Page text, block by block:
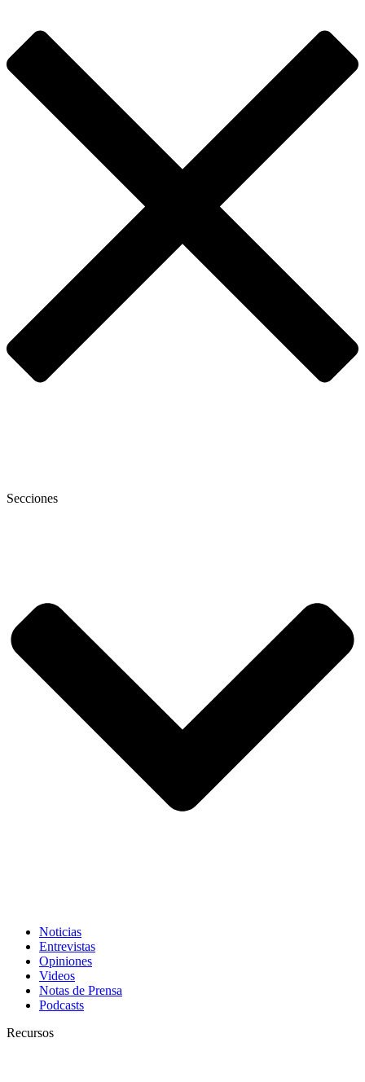
Secciones
Noticias
Entrevistas
Opiniones
Videos
Notas de Prensa
Podcasts
Recursos